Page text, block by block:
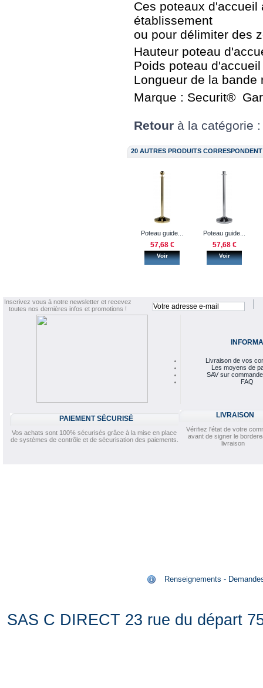
Ces poteaux
établissement
ou pour délimiter des
Hauteur poteau
Poids poteau
Longueur de la bande
Marque : Securit®
Retour à la catégorie
20 AUTRES PRODUITS
Poteau guide...
57,68 €
Voir
Poteau guide...
57,68 €
Voir
Inscrivez vous à notre newsletter et recevez
toutes nos dernières infos et promotions !
Livraison de vos
Les moyens de
SAV sur
FAQ
PAIEMENT SÉCURISÉ
Vos achats sont 100% sécurisés grâce à la mise en place
de systèmes de contrôle et de sécurisation des paiements.
LIVRAISON
Vérifiez l'état de votre
avant de signer le
livraison
Renseignements -
SAS C DIRECT 23 rue du départ